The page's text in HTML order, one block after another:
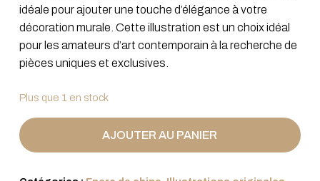
idéale pour ajouter une touche d’élégance à votre
décoration murale. Cette illustration est un choix idéal
pour les amateurs d’art contemporain à la recherche de
pièces uniques et exclusives.
Plus que 1 en stock
AJOUTER AU PANIER